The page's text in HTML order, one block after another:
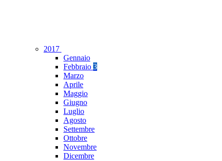
2017
Gennaio
Febbraio 3
Marzo
Aprile
Maggio
Giugno
Luglio
Agosto
Settembre
Ottobre
Novembre
Dicembre